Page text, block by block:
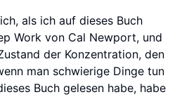
als ich auf dieses Buch
Work von Cal Newport, und
der Konzentration, den
man schwierige Dinge tun
Buch gelesen habe, habe